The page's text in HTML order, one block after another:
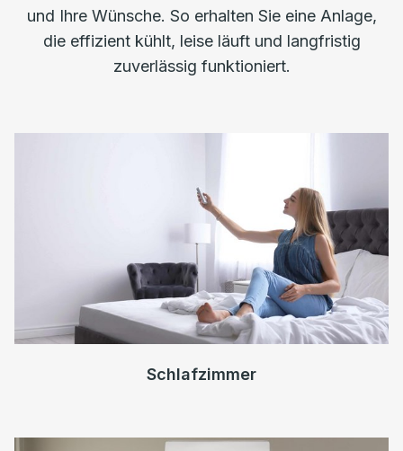
und Ihre Wünsche. So erhalten Sie eine Anlage,
die effizient kühlt, leise läuft und langfristig
zuverlässig funktioniert.
Schlafzimmer